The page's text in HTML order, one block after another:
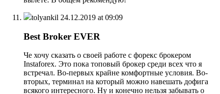
tolyankil 24.12.2019 at 09:09
Best Broker EVER
Че хочу сказать о своей работе с форекс брокером
Instaforex. Это пока топовый брокер среди всех что я
встречал. Во-первых крайне комфортные условия. Во-
вторых, терминал на который можно навешать дофига
всякого интересного. Ну и конечно нельзя забывать о